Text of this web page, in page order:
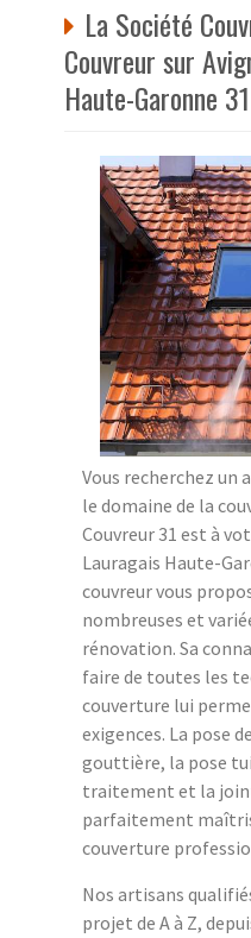
La Société
Couvreur sur
Haute-Garonne 31
Vous recherchez un
le domaine de la
Couvreur 31 est à
Lauragais Haute-
couvreur vous
nombreuses et
rénovation. Sa
faire de toutes les
couverture lui
exigences. La pose
gouttière, la pose
traitement et la
parfaitement
couverture
Nos artisans
projet de A à Z,